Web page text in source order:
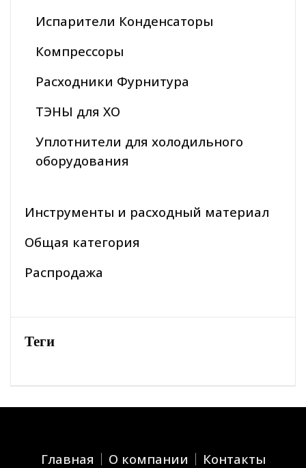
Испарители Конденсаторы
Компрессоры
Расходники Фурнитура
ТЭНЫ для ХО
Уплотнители для холодильного
оборудования
Инструменты и расходный материал
Общая категория
Распродажа
Теги
Главная О компании Контакты